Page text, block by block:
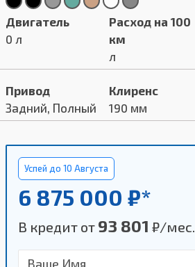
Двигатель
0 л
Расход на 100
км
л
Привод
Задний, Полный
Клиренс
190 мм
Успей до 10 Августа
6 875 000 ₽*
В кредит от 93 801 ₽/мес.